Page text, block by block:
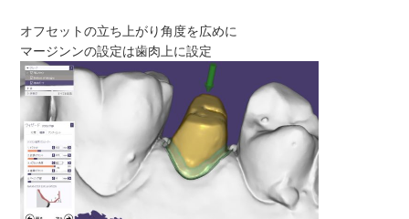
オフセットの立ち上がり角度を広めに
マージンンの設定は歯肉上に設定